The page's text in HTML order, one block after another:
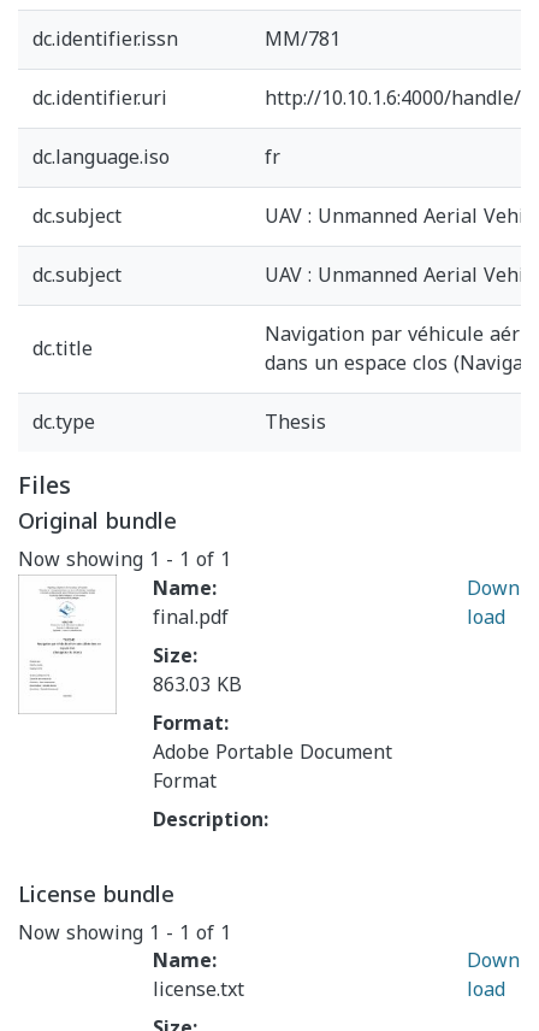
dc.identifier.issn
MM/781
dc.identifier.uri
http://10.10.1.6:4000/handle/
dc.language.iso
fr
dc.subject
UAV : Unmanned Aerial
dc.subject
UAV : Unmanned Aerial
dc.title
Navigation par véhicule
dans un espace clos
dc.type
Thesis
Files
Original bundle
Now showing 1 - 1 of 1
Name:
final.pdf
Size:
863.03 KB
Format:
Adobe Portable Document
Format
Description:
Down
load
License bundle
Now showing 1 - 1 of 1
Name:
license.txt
Down
load